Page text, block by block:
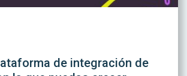
de integración de